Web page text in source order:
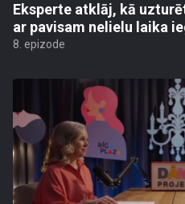
Eksperte atklāj, kā
ar pavisam nelielu laika
8. epizode